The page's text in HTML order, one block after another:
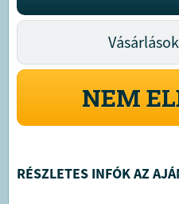
NEM
RÉSZLETES INFÓK AZ